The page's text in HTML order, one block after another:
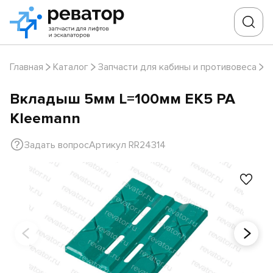
Главная Каталог Запчасти для кабины и противовеса
Вкладыш 5мм L=100мм EK5 PA
Kleemann
Задать вопросАртикул RR24314